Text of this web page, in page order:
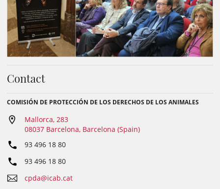
Contact
COMISIÓN DE PROTECCIÓN DE LOS DERECHOS DE LOS ANIMALES
Mallorca, 283
08037 Barcelona, Barcelona (Spain)
93 496 18 80
93 496 18 80
cpda@icab.cat